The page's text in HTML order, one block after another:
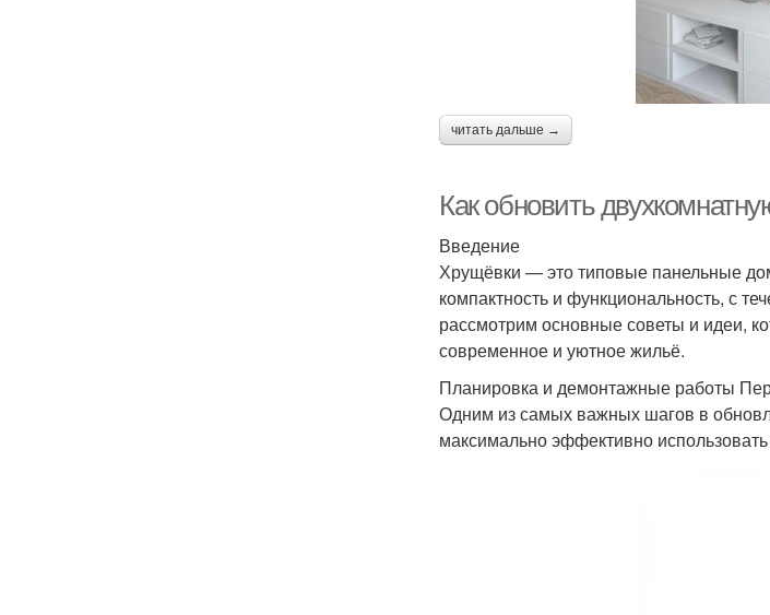
читать дальше →
Как обновить
Введение
Хрущёвки — это типовые панельные
компактность и функциональность, с
рассмотрим основные советы и идеи,
современное и уютное жильё.
Планировка и демонтажные работы
Одним из самых важных шагов в
максимально эффективно